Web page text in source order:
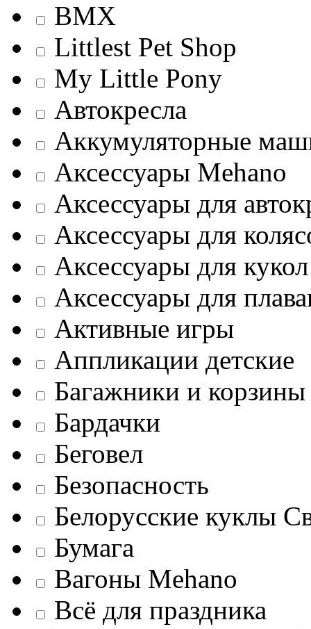
BMX
Littlest Pet Shop
My Little Pony
Автокресла
Аккумуляторные
Аксессуары Mehano
Аксессуары для
Аксессуары для
Аксессуары для кукол
Аксессуары для
Активные игры
Аппликации детские
Багажники и корзины
Бардачки
Беговел
Безопасность
Белорусские куклы
Бумага
Вагоны Mehano
Всё для праздника